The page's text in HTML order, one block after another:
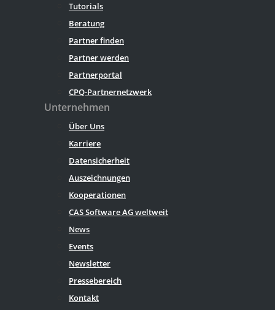
Tutorials
Beratung
Partner finden
Partner werden
Partnerportal
CPQ-Partnernetzwerk
Unternehmen
Über Uns
Karriere
Datensicherheit
Auszeichnungen
Kooperationen
CAS Software AG weltweit
News
Events
Newsletter
Pressebereich
Kontakt